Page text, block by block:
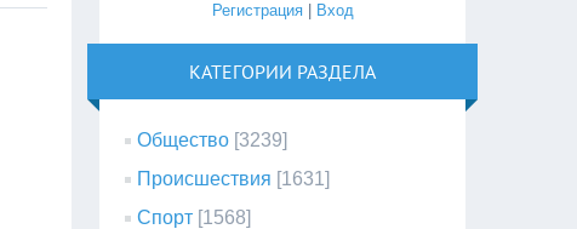
Регистрация| Вход
КАТЕГОРИИ РАЗДЕЛА
Общество [3239]
Происшествия [1631]
Спорт [1568]